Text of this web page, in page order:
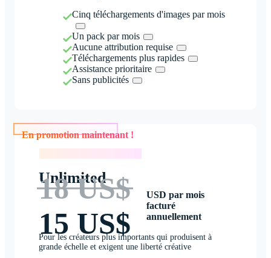
Cinq téléchargements d'images par mois
Un pack par mois
Aucune attribution requise
Téléchargements plus rapides
Assistance prioritaire
Sans publicités
En promotion maintenant !
Unlimited
18 US$
15 US$
USD par mois
facturé
annuellement
Pour les créateurs plus importants qui produisent à
grande échelle et exigent une liberté créative